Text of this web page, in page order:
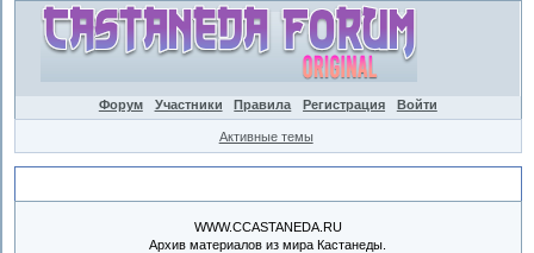
Форум Участники Правила Регистрация Войти
Активные темы
WWW.CCASTANEDA.RU
Архив материалов из мира Кастанеды.